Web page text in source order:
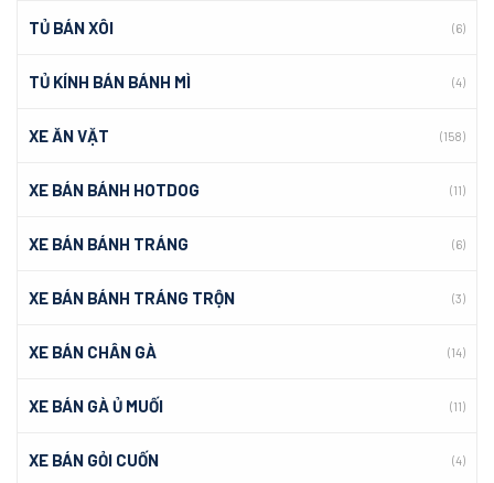
TỦ BÁN XÔI (6)
TỦ KÍNH BÁN BÁNH MÌ (4)
XE ĂN VẶT (158)
XE BÁN BÁNH HOTDOG (11)
XE BÁN BÁNH TRÁNG (6)
XE BÁN BÁNH TRÁNG TRỘN (3)
XE BÁN CHÂN GÀ (14)
XE BÁN GÀ Ủ MUỐI (11)
XE BÁN GỎI CUỐN (4)